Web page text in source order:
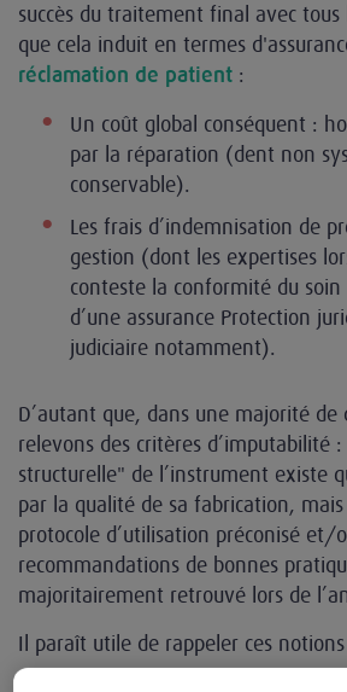
succès du traitement final avec
que cela induit en termes
réclamation de patient :
Un coût global conséquent :
par la réparation (dent non
conservable).
Les frais d’indemnisation de
gestion (dont les expertises
conteste la conformité du
d’une assurance Protection
judiciaire notamment).
D’autant que, dans une majorité de
relevons des critères d’imputabilité
structurelle" de l’instrument existe
par la qualité de sa fabrication,
protocole d’utilisation préconisé et/
recommandations de bonnes
majoritairement retrouvé lors de
Il paraît utile de rappeler ces